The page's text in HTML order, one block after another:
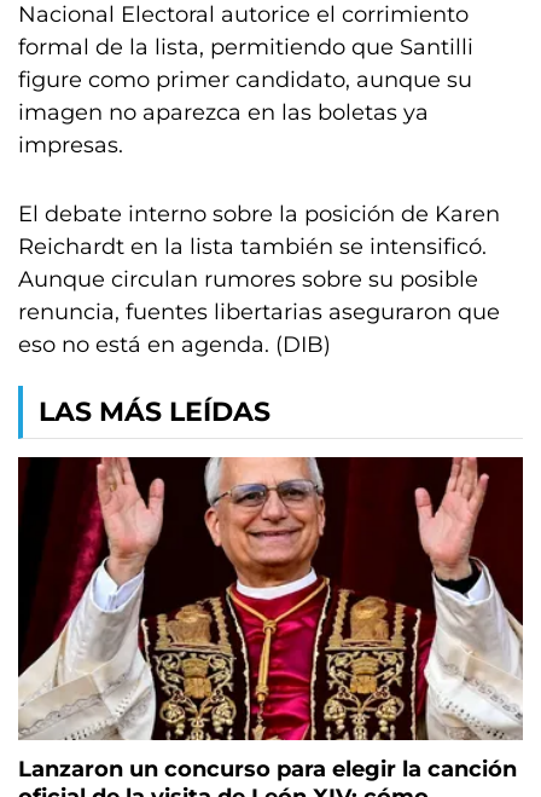
Nacional Electoral autorice el corrimiento
formal de la lista, permitiendo que Santilli
figure como primer candidato, aunque su
imagen no aparezca en las boletas ya
impresas.
El debate interno sobre la posición de Karen
Reichardt en la lista también se intensificó.
Aunque circulan rumores sobre su posible
renuncia, fuentes libertarias aseguraron que
eso no está en agenda. (DIB)
LAS MÁS LEÍDAS
Lanzaron un concurso para elegir la canción